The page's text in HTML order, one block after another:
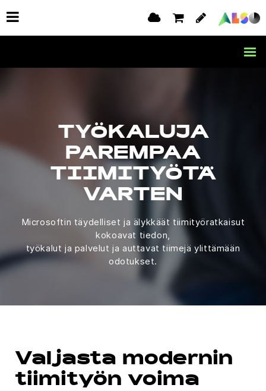
TYÖKALUJA
PAREMPAA
TIIMITYÖTÄ
VARTEN
Microsoftin täydelliset ja älykkäät tiimityöratkaisut
kokoavat tiedon,
työkalut ja palvelut ja auttavat tiimejä ylittämään
odotukset.
Valjasta modernin
tiimityön voima